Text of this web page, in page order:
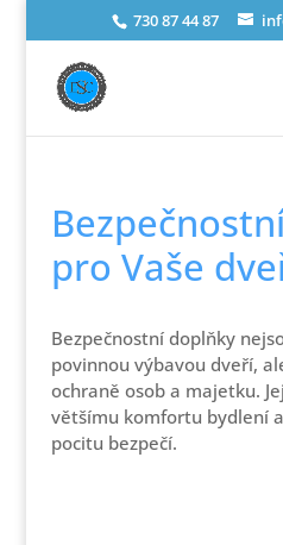
730 87 44 87
pro Vaše
Bezpečnostní doplňky
povinnou výbavou dveří,
ochraně osob a majetku.
většímu komfortu bydlení
pocitu bezpečí.